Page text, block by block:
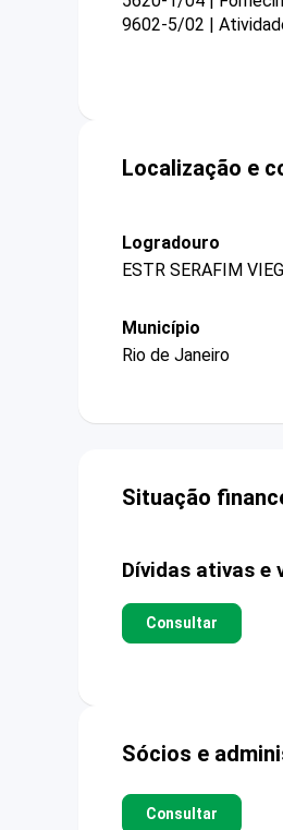
9602-5/02 |
Localização e
Logradouro
ESTR SERAFIM
Município
Rio de Janeiro
Situação
Dívidas ativas e
Consultar
Sócios e
Consultar